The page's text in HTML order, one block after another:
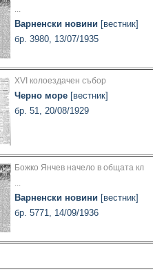
...
Варненски новини [вестник]
бр. 3980, 13/07/1935
XVI колоездачен събор
Черно море [вестник]
бр. 51, 20/08/1929
Божко Янчев начело в общата кл
...
Варненски новини [вестник]
бр. 5771, 14/09/1936